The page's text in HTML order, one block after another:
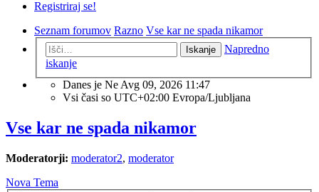
Registriraj se!
Seznam forumov Razno Vse kar ne spada nikamor
Iskanje
Napredno
iskanje
Danes je Ne Avg 09, 2026 11:47
Vsi časi so UTC+02:00 Evropa/Ljubljana
Vse kar ne spada nikamor
Moderatorji: moderator2, moderator
Nova Tema